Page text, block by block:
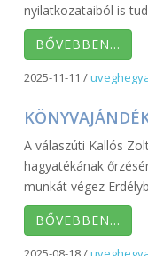
nyilatkozataiból is
BŐVEBBEN…
2025-11-11 /
A válaszúti Kallós
hagyatékának
munkát végez
BŐVEBBEN…